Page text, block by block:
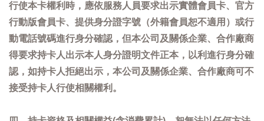
行使本卡權利時，應依服務人員要求出示實體會員卡、官方
行動版會員卡、提供身分證字號（外籍會員恕不適用）或行
動電話號碼進行身分確認，但本公司及關係企業、合作廠商
得要求持卡人出示本人身分證明文件正本，以利進行身分確
認，如持卡人拒絕出示，本公司及關係企業、合作廠商可不
接受持卡人行使相關權利。